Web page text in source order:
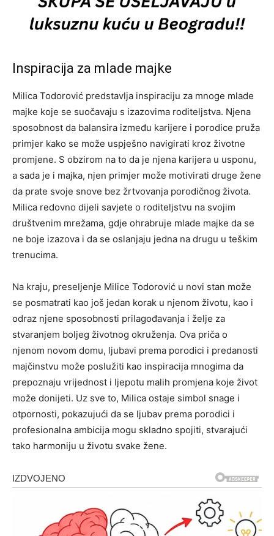
Inspiracija za mlade majke
Milica Todorović predstavlja inspiraciju za mnoge mlade
majke koje se suočavaju s izazovima roditeljstva. Njena
sposobnost da balansira između karijere i porodice pruža
primjer kako se može uspješno navigirati kroz životne
promjene. S obzirom na to da je njena karijera u usponu,
a sada je i majka, njen primjer može motivirati druge žene
da prate svoje snove bez žrtvovanja porodičnog života.
Milica redovno dijeli savjete o roditeljstvu na svojim
društvenim mrežama, gdje ohrabruje mlade majke da se
ne boje izazova i da se oslanjaju jedna na drugu u teškim
trenucima.
Na kraju, preseljenje Milice Todorović u novi stan može
se posmatrati kao još jedan korak u njenom životu, kao i
odraz njene sposobnosti prilagođavanja i želje za
stvaranjem boljeg životnog okruženja. Ova priča o
njenom novom domu, ljubavi prema porodici i predanosti
majčinstvu može poslužiti kao inspiracija mnogima da
prepoznaju vrijednost i ljepotu malih promjena koje život
može donijeti. Uz sve to, Milica ostaje simbol snage i
otpornosti, pokazujući da se ljubav prema porodici i
profesionalna ambicija mogu skladno spojiti, stvarajući
tako harmoniju u životu svake žene.